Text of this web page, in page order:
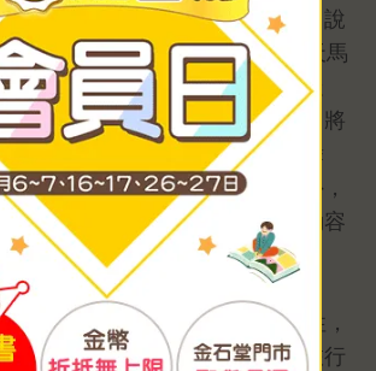
有別於以往同類書籍的生命力；說
滿溢著Selena對細節的關注與天馬
像是她微笑著拉著我說：「走走
著孩子出去玩。」並且在途中，將
為一個個讓孩子發揮、展演的舞
地引導出孩子的天賦本能。此外，
非日常空間，傳達出更多令人動容
表達的不只是育兒的多元可能性，
關係緊密於無形。她說：「當旅行